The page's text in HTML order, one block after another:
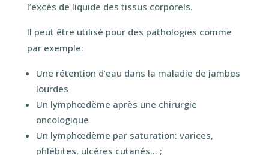
l’excès de liquide des tissus corporels.
Il peut être utilisé pour des pathologies comme
par exemple:
Une rétention d’eau dans la maladie de jambes
lourdes
Un lymphœdème après une chirurgie
oncologique
Un lymphœdème par saturation: varices,
phlébites, ulcères cutanés… ;